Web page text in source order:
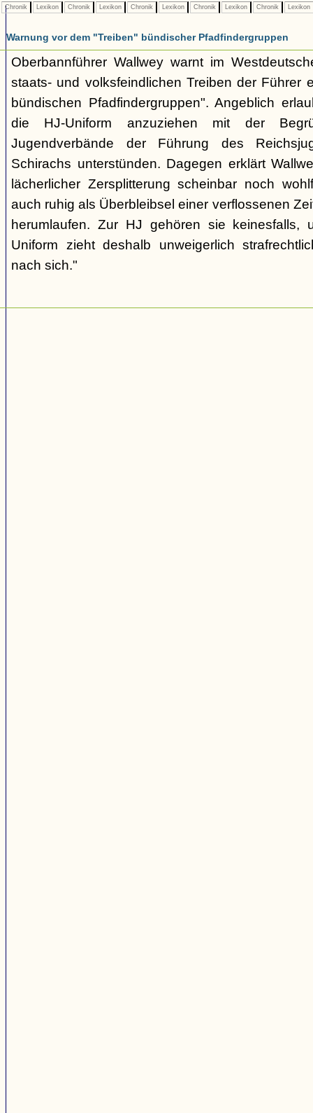
Chronik Lexikon Chronik Lexikon Chronik Lexikon Chronik Lexikon Chronik Lexikon
Warnung vor dem "Treiben" bündischer Pfadfindergruppen
Oberbannführer Wallwey warnt im
staats- und volksfeindlichen Treiben der Führer
bündischen Pfadfindergruppen". Angeblich
die HJ-Uniform anzuziehen mit der
Jugendverbände der Führung des
Schirachs unterstünden. Dagegen erklärt
lächerlicher Zersplitterung scheinbar noch
auch ruhig als Überbleibsel einer verflossenen
herumlaufen. Zur HJ gehören sie keinesfalls,
Uniform zieht deshalb unweigerlich
nach sich."